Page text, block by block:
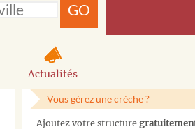
GO
Actualités
Vous gérez une crèche ?
Ajoutez votre structure